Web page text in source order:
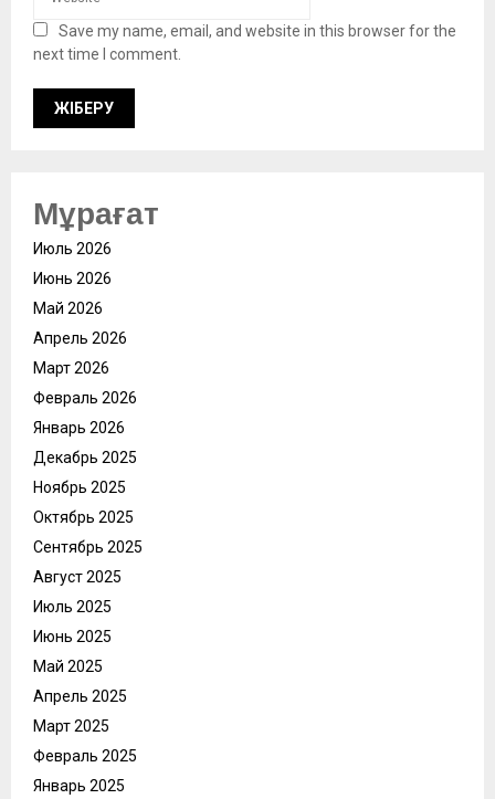
Save my name, email, and website in this browser for the
next time I comment.
Мұрағат
Июль 2026
Июнь 2026
Май 2026
Апрель 2026
Март 2026
Февраль 2026
Январь 2026
Декабрь 2025
Ноябрь 2025
Октябрь 2025
Сентябрь 2025
Август 2025
Июль 2025
Июнь 2025
Май 2025
Апрель 2025
Март 2025
Февраль 2025
Январь 2025